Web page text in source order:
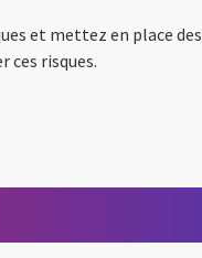
et mettez en place des
ces risques.